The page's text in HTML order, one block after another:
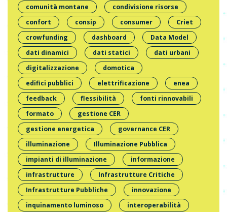
comunità montane
condivisione risorse
confort
consip consumer
Criet
crowfunding
dashboard
Data Model
dati dinamici
dati statici
dati urbani
digitalizzazione
domotica
edifici pubblici
elettrificazione
enea
feedback
flessibilità
fonti rinnovabili
formato
gestione CER
gestione energetica
governance CER
illuminazione
Illuminazione Pubblica
impianti di illuminazione
informazione
infrastrutture
Infrastrutture Critiche
Infrastrutture Pubbliche
innovazione
inquinamento luminoso
interoperabilità